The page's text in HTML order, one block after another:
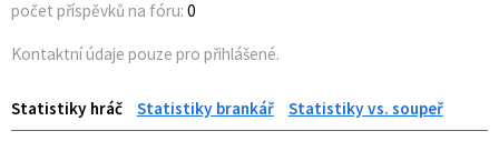
počet příspěvků na fóru: 0
Kontaktní údaje pouze pro přihlášené.
Statistiky hráč Statistiky brankář Statistiky vs. soupeř